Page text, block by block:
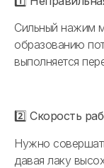
Сильный нажим
образованию
выполняется
2️⃣ Скорость
Нужно
давая лаку